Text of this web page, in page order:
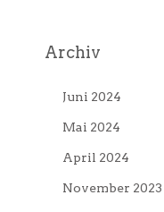
Archiv
Juni 2024
Mai 2024
April 2024
November 2023